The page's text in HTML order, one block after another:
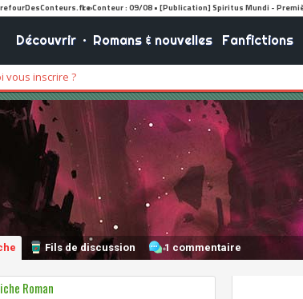
Découvrir• Romans & nouvelles Fanfictions
vous inscrire ?
Fils de discussion 1 commentaire
Roman